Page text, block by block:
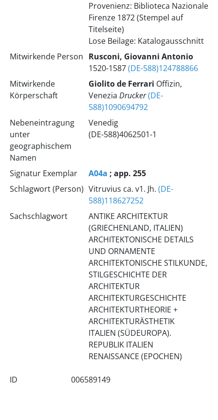
Provenienz: Biblioteca Nazionale
Firenze 1872 (Stempel auf
Titelseite)
Lose Beilage: Katalogausschnitt
Mitwirkende Person Rusconi, Giovanni Antonio
1520-1587(DE-588)124788866
Mitwirkende
Körperschaft
Giolito de Ferrari Offizin,
Venezia Drucker(DE-
588)1090694792
Nebeneintragung
unter
geographischem
Namen
Venedig
(DE-588)4062501-1
Signatur Exemplar A04a ; app. 255
Schlagwort (Person) Vitruvius ca. v1. Jh. (DE-
588)118627252
Sachschlagwort
ANTIKE ARCHITEKTUR
(GRIECHENLAND, ITALIEN)
ARCHITEKTONISCHE DETAILS
UND ORNAMENTE
ARCHITEKTONISCHE STILKUNDE,
STILGESCHICHTE DER
ARCHITEKTUR
ARCHITEKTURGESCHICHTE
ARCHITEKTURTHEORIE +
ARCHITEKTURÄSTHETIK
ITALIEN (SÜDEUROPA).
REPUBLIK ITALIEN
RENAISSANCE (EPOCHEN)
ID 006589149